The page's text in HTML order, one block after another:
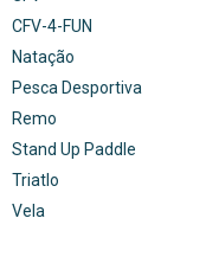
CFV-4-FUN
Natação
Pesca Desportiva
Remo
Stand Up Paddle
Triatlo
Vela